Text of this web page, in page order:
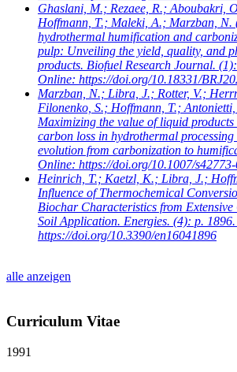
Ghaslani, M.; Rezaee, R.; Aboubakri,
Hoffmann, T.; Maleki, A.; Marzban, N.
hydrothermal humification and
pulp: Unveiling the yield, quality, and
products. Biofuel Research Journal.
Online: https://doi.org/10.18331/
Marzban, N.; Libra, J.; Rotter, V.;
Filonenko, S.; Hoffmann, T.;
Maximizing the value of liquid
carbon loss in hydrothermal
evolution from carbonization to
Online: https://doi.org/10.1007/
Heinrich, T.; Kaetzl, K.; Libra, J.;
Influence of Thermochemical
Biochar Characteristics from Extensive
Soil Application. Energies. (4): p.
https://doi.org/10.3390/en16041896
alle anzeigen
Curriculum Vitae
1991